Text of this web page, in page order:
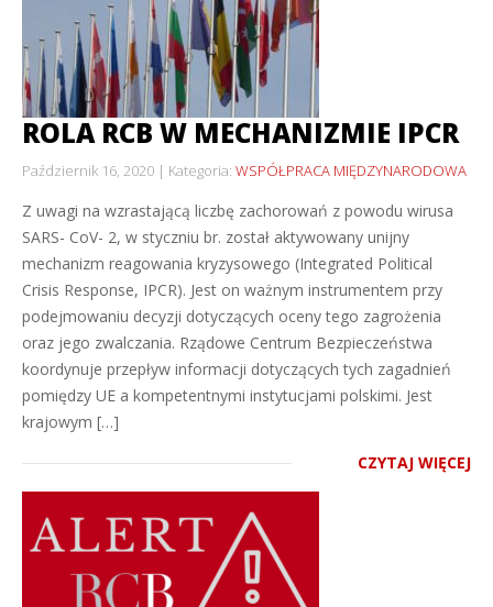
ROLA RCB W MECHANIZMIE IPCR
Październik 16, 2020 Kategoria: WSPÓŁPRACA MIĘDZYNARODOWA
Z uwagi na wzrastającą liczbę zachorowań z powodu wirusa
SARS- CoV- 2, w styczniu br. został aktywowany unijny
mechanizm reagowania kryzysowego (Integrated Political
Crisis Response, IPCR). Jest on ważnym instrumentem przy
podejmowaniu decyzji dotyczących oceny tego zagrożenia
oraz jego zwalczania. Rządowe Centrum Bezpieczeństwa
koordynuje przepływ informacji dotyczących tych zagadnień
pomiędzy UE a kompetentnymi instytucjami polskimi. Jest
krajowym […]
CZYTAJ WIĘCEJ